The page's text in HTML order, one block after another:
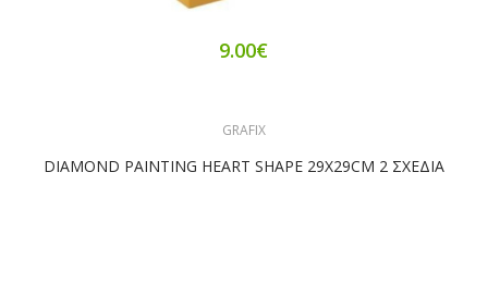
9.00€
GRAFIX
DIAMOND PAINTING HEART SHAPE 29X29CM 2 ΣΧΕΔΙΑ